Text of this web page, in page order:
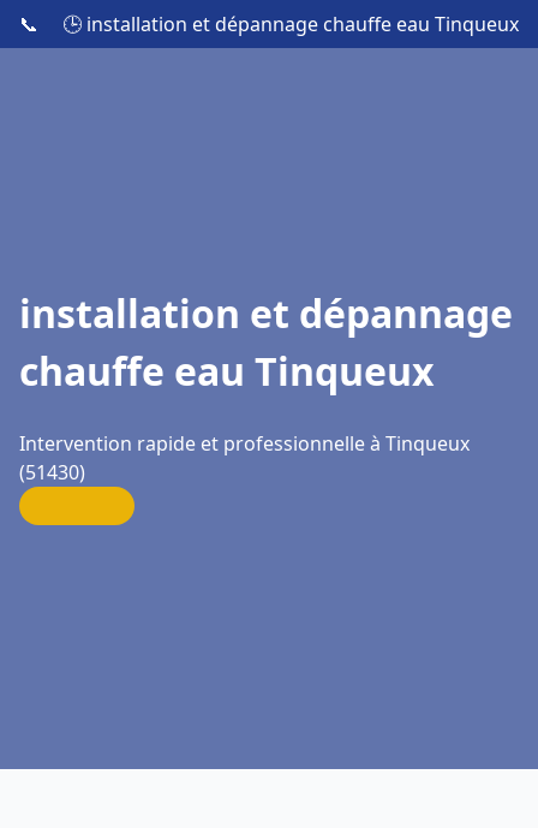
📞 🕒 installation et dépannage chauffe eau Tinqueux
installation et dépannage
chauffe eau Tinqueux
Intervention rapide et professionnelle à Tinqueux
(51430)